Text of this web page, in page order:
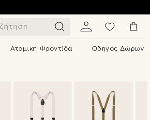
Ατομική Φροντίδα Οδηγός Δώρων